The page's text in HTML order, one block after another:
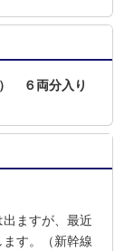
６両分入り
ますが、最近
す。（新幹線